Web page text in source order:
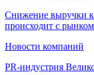
Снижение выручки
происходит с
Новости компаний
PR-индустрия